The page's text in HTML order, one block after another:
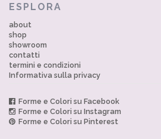
ESPLORA
about
shop
showroom
contatti
termini e condizioni
Informativa sulla privacy
Forme e Colori su Facebook
Forme e Colori su Instagram
Forme e Colori su Pinterest